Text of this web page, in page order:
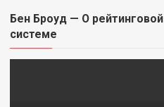
Бен Броуд — О рейтинговой
системе